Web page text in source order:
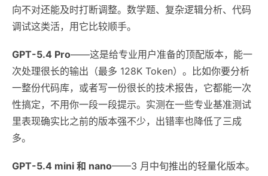
向不对还能及时打断调整。数学题、复杂逻辑分析、代码
调试这类活，用它比较顺手。
GPT-5.4 Pro——这是给专业用户准备的顶配版本，能一
次处理很长的输出（最多 128K Token）。比如你要分析
一整份代码库，或者写一份很长的技术报告，它都能一次
性搞定，不用你一段一段提示。实测在一些专业基准测试
里表现确实比之前的版本强不少，出错率也降低了三成
多。
GPT-5.4 mini 和 nano——3 月中旬推出的轻量化版本。